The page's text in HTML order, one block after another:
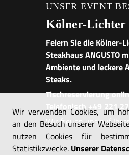
UNSER EVENT
Kölner-Lichter
Feiern Sie die Kölner-
Steakhaus ANGUSTO
Ambiente und leckere
Steaks.
Tischreservierung
Telefonisch +49 221
Wir freuen uns auf
Wir verwenden Cookies, um
an den Besuch unserer
nutzen Cookies für
Statistikzwecke. Unserer